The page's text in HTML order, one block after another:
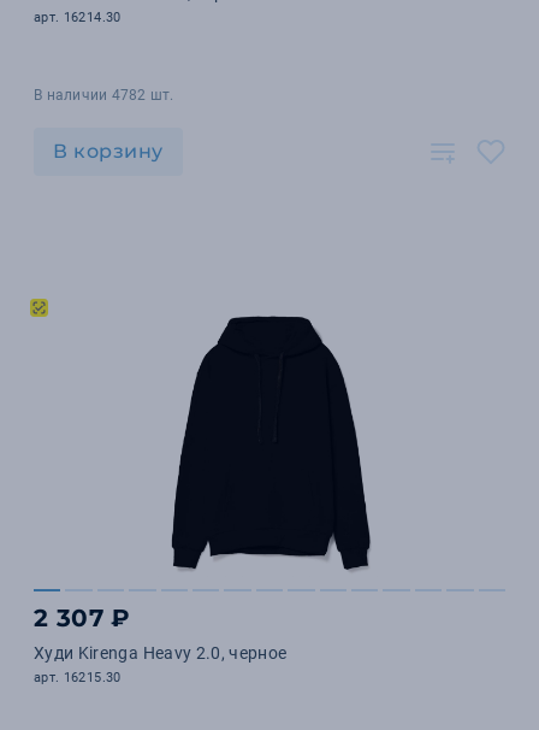
арт. 16214.30
В наличии 4782 шт.
В корзину
2 307 ₽
Худи Kirenga Heavy 2.0, черное
арт. 16215.30